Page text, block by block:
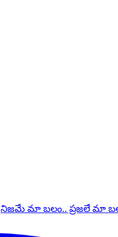
నిజమే మా బలం.. ప్రజలే మా